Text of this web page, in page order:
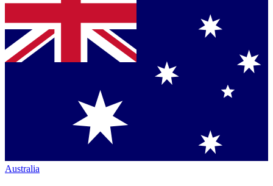
Australia